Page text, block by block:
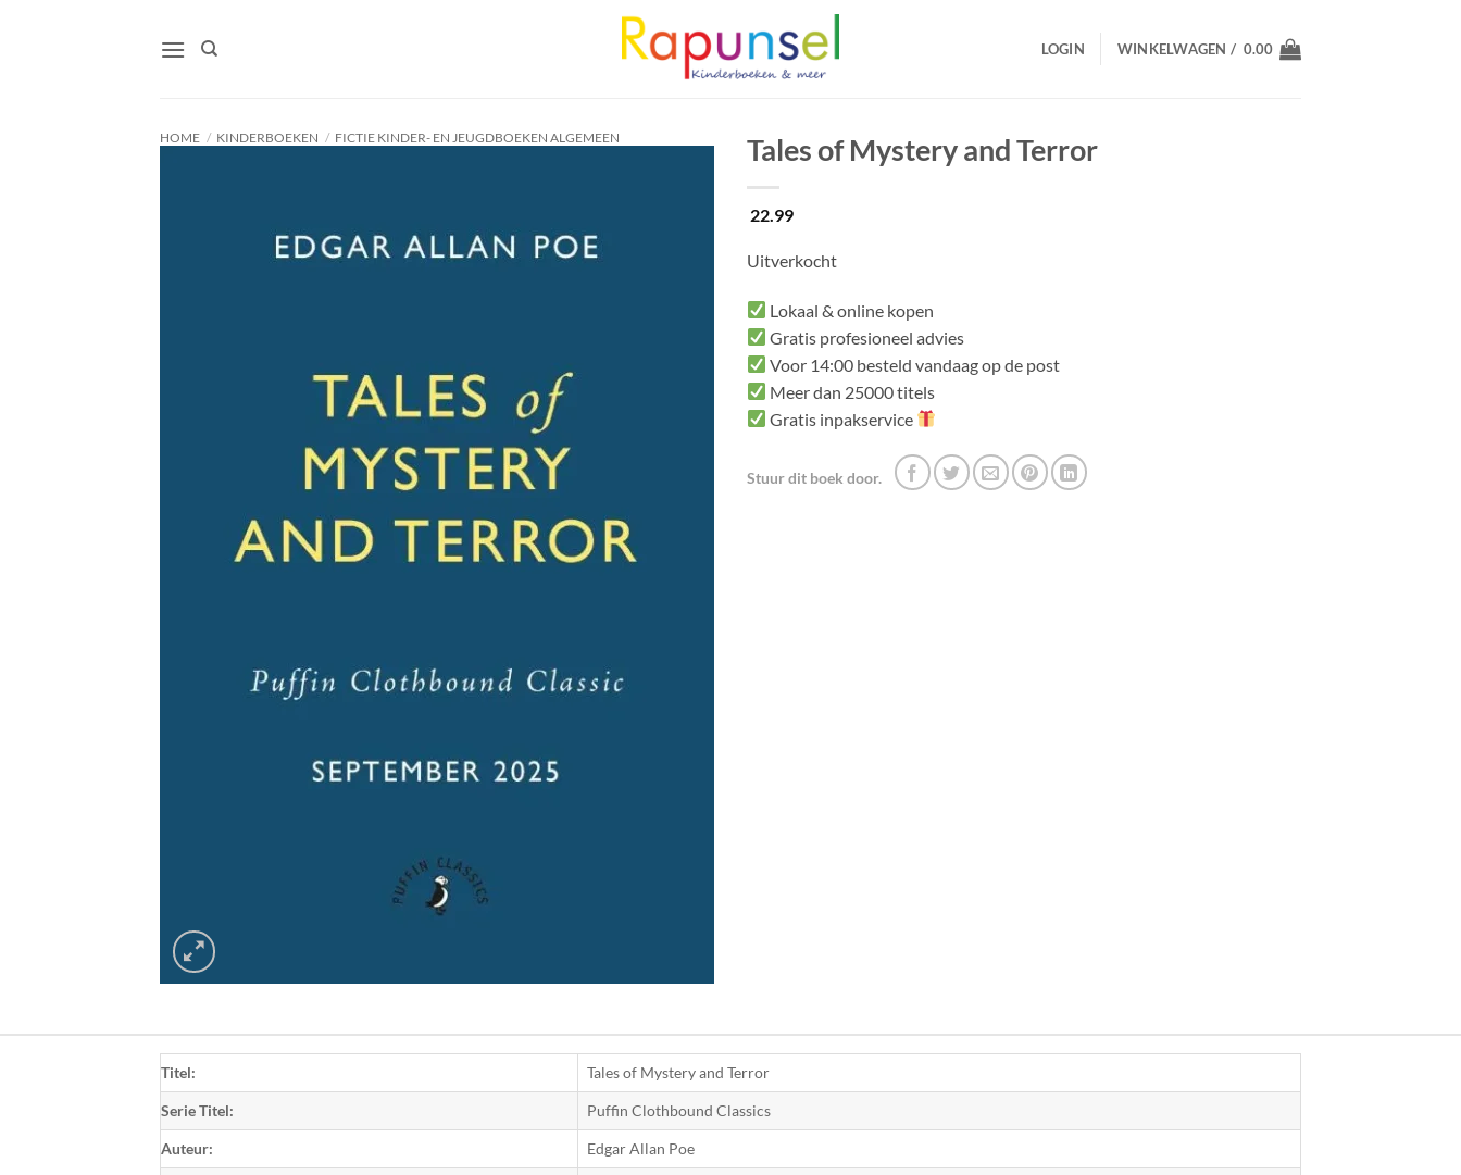
LOGIN WINKELWAGEN / 0.00
HOME / KINDERBOEKEN / FICTIE KINDER- EN JEUGDBOEKEN ALGEMEEN Tales of Mystery and Terror
22.99
Uitverkocht
Lokaal & online kopen
Gratis profesioneel advies
Voor 14:00 besteld vandaag op de post
Meer dan 25000 titels
Gratis inpakservice
Stuur dit boek door.
Titel: Tales of Mystery and Terror
Serie Titel: Puffin Clothbound Classics
Auteur: Edgar Allan Poe